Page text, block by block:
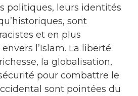
politiques, leurs identités
sont
et en plus
l’Islam. La liberté
la globalisation,
pour combattre le
sont pointées du